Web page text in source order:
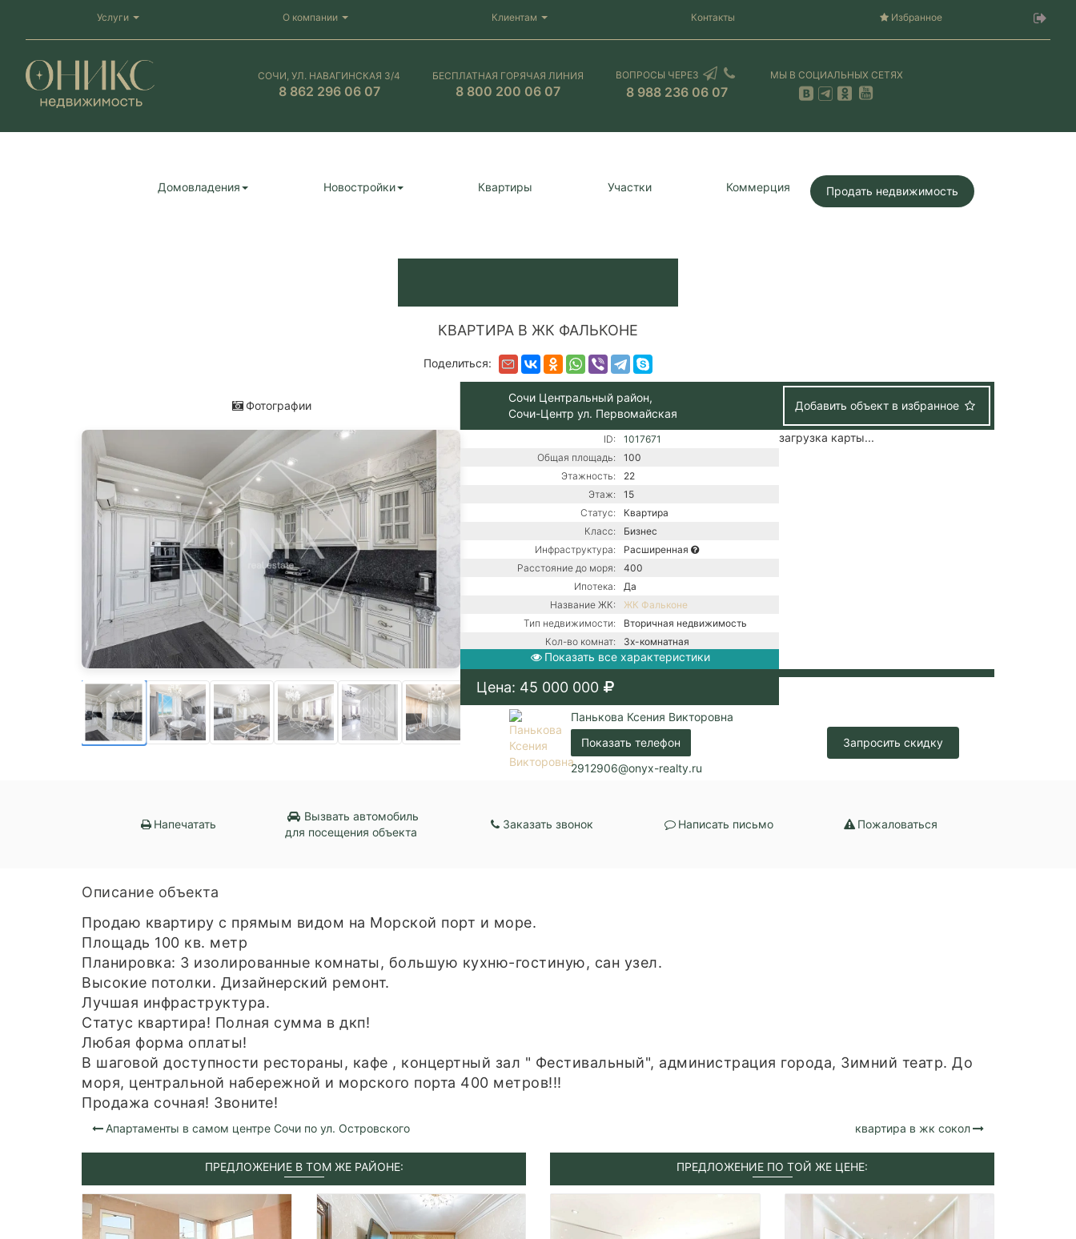
Услуги О компании Клиентам Контакты Избранное
СОЧИ, УЛ. НАВАГИНСКАЯ 3/4
8 862 296 06 07
БЕСПЛАТНАЯ ГОРЯЧАЯ ЛИНИЯ
8 800 200 06 07
ВОПРОСЫ ЧЕРЕЗ
8 988 236 06 07
МЫ В СОЦИАЛЬНЫХ СЕТЯХ
Домовладения Новостройки Квартиры Участки Коммерция Продать недвижимость
КВАРТИРА В ЖК ФАЛЬКОНЕ
Поделиться:
Фотографии
Сочи Центральный район,
Сочи-Центр ул. Первомайская
Добавить объект в избранное
ID:
1017671
Общая площадь:
100
Этажность:
22
Этаж:
15
Статус:
Квартира
Класс:
Бизнес
Инфраструктура:
Расширенная
Расстояние до моря:
400
Ипотека:
Да
Название ЖК:
ЖК Фальконе
Тип недвижимости:
Вторичная недвижимость
Кол-во комнат:
3х-комнатная
Тип дома:
Монолитно-блочное
Вид из окон:
Ремонт:
Балкон:
Есть
Коммуникации:
Центральная канализация /
Центральное водоснабжение /
Центральное отопление
Показать все характеристики
загрузка карты...
Цена: 45 000 000
Панькова Ксения Викторовна
Показать телефон
2912906@onyx-realty.ru
Запросить скидку
Напечатать
Вызвать автомобиль
для посещения объекта
Заказать звонок Написать письмо Пожаловаться
Описание объекта
Продаю квартиру с прямым видом на Морской порт и море.
Площадь 100 кв. метр
Планировка: 3 изолированные комнаты, большую кухню-гостиную, сан узел.
Высокие потолки. Дизайнерский ремонт.
Лучшая инфраструктура.
Статус квартира! Полная сумма в дкп!
Любая форма оплаты!
В шаговой доступности рестораны, кафе , концертный зал " Фестивальный", администрация города, Зимний театр. До
моря, центральной набережной и морского порта 400 метров!!!
Продажа сочная! Звоните!
Апартаменты в самом центре Сочи по ул. Островского квартира в жк сокол
ПРЕДЛОЖЕНИЕ В ТОМ ЖЕ РАЙОНЕ: ПРЕДЛОЖЕНИЕ ПО ТОЙ ЖЕ ЦЕНЕ: